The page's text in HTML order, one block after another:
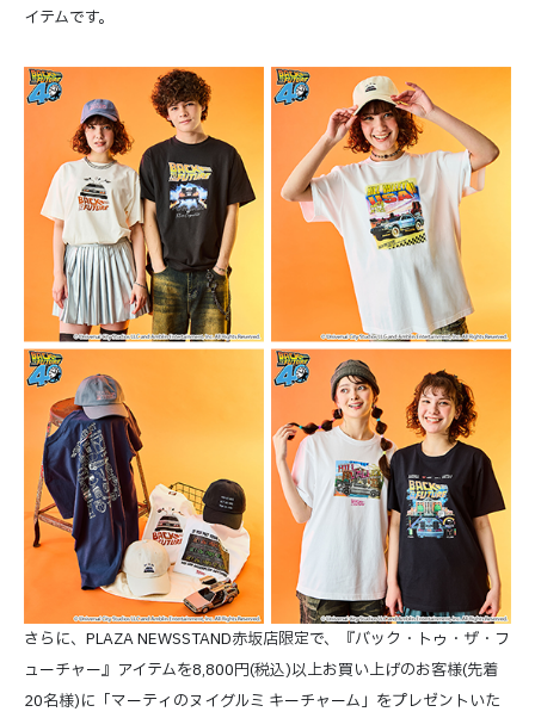
イテムです。
さらに、PLAZA NEWSSTAND赤坂店限定で、『バック・トゥ・ザ・フ
ューチャー』アイテムを8,800円(税込)以上お買い上げのお客様(先着
20名様)に「マーティのヌイグルミ キーチャーム」をプレゼントいた